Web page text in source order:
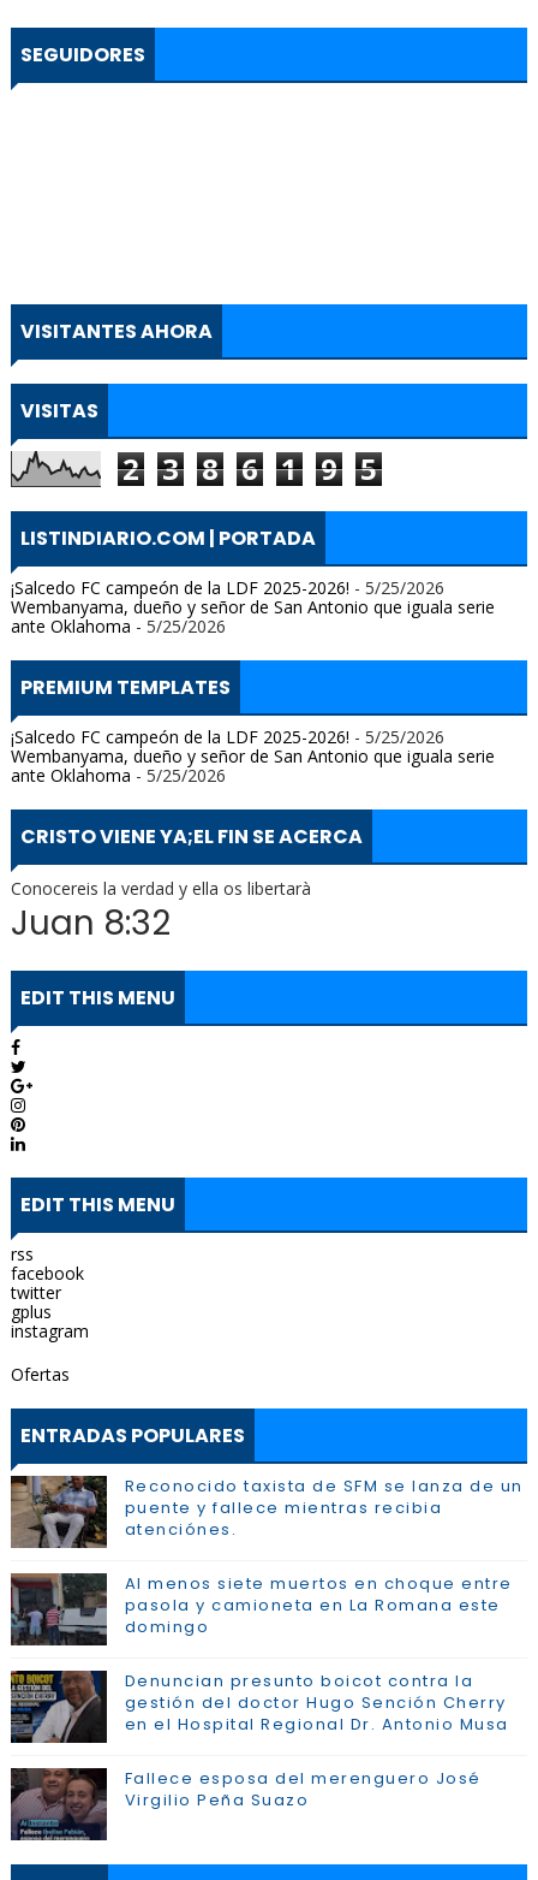
SEGUIDORES
VISITANTES AHORA
VISITAS
2 3 8 6 1 9 5
LISTINDIARIO.COM | PORTADA
¡Salcedo FC campeón de la LDF 2025-2026! - 5/25/2026
Wembanyama, dueño y señor de San Antonio que iguala serie
ante Oklahoma - 5/25/2026
PREMIUM TEMPLATES
¡Salcedo FC campeón de la LDF 2025-2026! - 5/25/2026
Wembanyama, dueño y señor de San Antonio que iguala serie
ante Oklahoma - 5/25/2026
CRISTO VIENE YA;EL FIN SE ACERCA
Conocereis la verdad y ella os libertarà
Juan 8:32
EDIT THIS MENU
EDIT THIS MENU
rss
facebook
twitter
gplus
instagram
Ofertas
ENTRADAS POPULARES
Reconocido taxista de SFM se lanza de un
puente y fallece mientras recibia
atenciónes.
Al menos siete muertos en choque entre
pasola y camioneta en La Romana este
domingo
Denuncian presunto boicot contra la
gestión del doctor Hugo Sención Cherry
en el Hospital Regional Dr. Antonio Musa
Fallece esposa del merenguero José
Virgilio Peña Suazo